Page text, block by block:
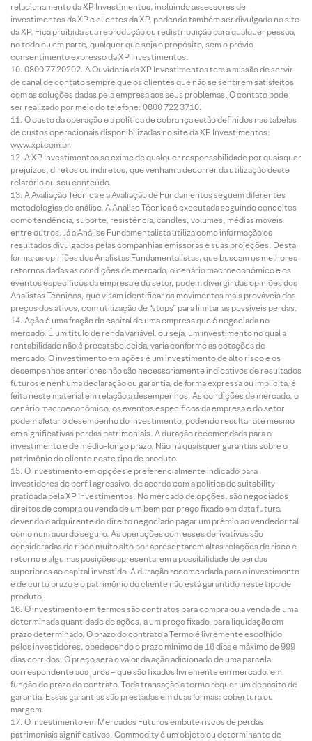
relacionamento da XP Investimentos, incluindo assessores de
investimentos da XP e clientes da XP, podendo também ser divulgado no site
da XP. Fica proibida sua reprodução ou redistribuição para qualquer pessoa,
no todo ou em parte, qualquer que seja o propósito, sem o prévio
consentimento expresso da XP Investimentos.
0800 77 20202. A Ouvidoria da XP Investimentos tem a missão de servir
de canal de contato sempre que os clientes que não se sentirem satisfeitos
com as soluções dadas pela empresa aos seus problemas. O contato pode
ser realizado por meio do telefone: 0800 722 3710.
O custo da operação e a política de cobrança estão definidos nas tabelas
de custos operacionais disponibilizadas no site da XP Investimentos:
www.xpi.com.br.
A XP Investimentos se exime de qualquer responsabilidade por quaisquer
prejuízos, diretos ou indiretos, que venham a decorrer da utilização deste
relatório ou seu conteúdo.
A Avaliação Técnica e a Avaliação de Fundamentos seguem diferentes
metodologias de análise. A Análise Técnica é executada seguindo conceitos
como tendência, suporte, resistência, candles, volumes, médias móveis
entre outros. Já a Análise Fundamentalista utiliza como informação os
resultados divulgados pelas companhias emissoras e suas projeções. Desta
forma, as opiniões dos Analistas Fundamentalistas, que buscam os melhores
retornos dadas as condições de mercado, o cenário macroeconômico e os
eventos específicos da empresa e do setor, podem divergir das opiniões dos
Analistas Técnicos, que visam identificar os movimentos mais prováveis dos
preços dos ativos, com utilização de “stops” para limitar as possíveis perdas.
Ação é uma fração do capital de uma empresa que é negociada no
mercado. É um título de renda variável, ou seja, um investimento no qual a
rentabilidade não é preestabelecida, varia conforme as cotações de
mercado. O investimento em ações é um investimento de alto risco e os
desempenhos anteriores não são necessariamente indicativos de resultados
futuros e nenhuma declaração ou garantia, de forma expressa ou implícita, é
feita neste material em relação a desempenhos. As condições de mercado, o
cenário macroeconômico, os eventos específicos da empresa e do setor
podem afetar o desempenho do investimento, podendo resultar até mesmo
em significativas perdas patrimoniais. A duração recomendada para o
investimento é de médio-longo prazo. Não há quaisquer garantias sobre o
patrimônio do cliente neste tipo de produto.
O investimento em opções é preferencialmente indicado para
investidores de perfil agressivo, de acordo com a política de suitability
praticada pela XP Investimentos. No mercado de opções, são negociados
direitos de compra ou venda de um bem por preço fixado em data futura,
devendo o adquirente do direito negociado pagar um prêmio ao vendedor tal
como num acordo seguro. As operações com esses derivativos são
consideradas de risco muito alto por apresentarem altas relações de risco e
retorno e algumas posições apresentarem a possibilidade de perdas
superiores ao capital investido. A duração recomendada para o investimento
é de curto prazo e o patrimônio do cliente não está garantido neste tipo de
produto.
O investimento em termos são contratos para compra ou a venda de uma
determinada quantidade de ações, a um preço fixado, para liquidação em
prazo determinado. O prazo do contrato a Termo é livremente escolhido
pelos investidores, obedecendo o prazo mínimo de 16 dias e máximo de 999
dias corridos. O preço será o valor da ação adicionado de uma parcela
correspondente aos juros – que são fixados livremente em mercado, em
função do prazo do contrato. Toda transação a termo requer um depósito de
garantia. Essas garantias são prestadas em duas formas: cobertura ou
margem.
O investimento em Mercados Futuros embute riscos de perdas
patrimoniais significativos. Commodity é um objeto ou determinante de